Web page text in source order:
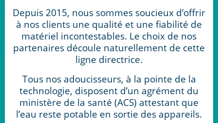
Depuis 2015, nous sommes soucieux d’offrir
à nos clients une qualité et une fiabilité de
matériel incontestables. Le choix de nos
partenaires découle naturellement de cette
ligne directrice.
Tous nos adoucisseurs, à la pointe de la
technologie, disposent d’un agrément du
ministère de la santé (ACS) attestant que
l’eau reste potable en sortie des appareils.